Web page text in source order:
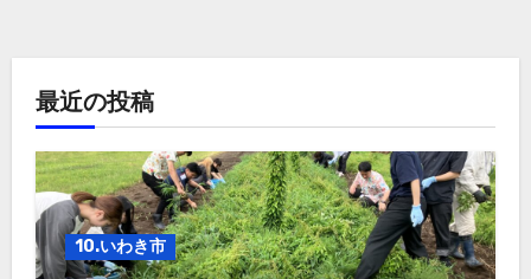
最近の投稿
10.いわき市